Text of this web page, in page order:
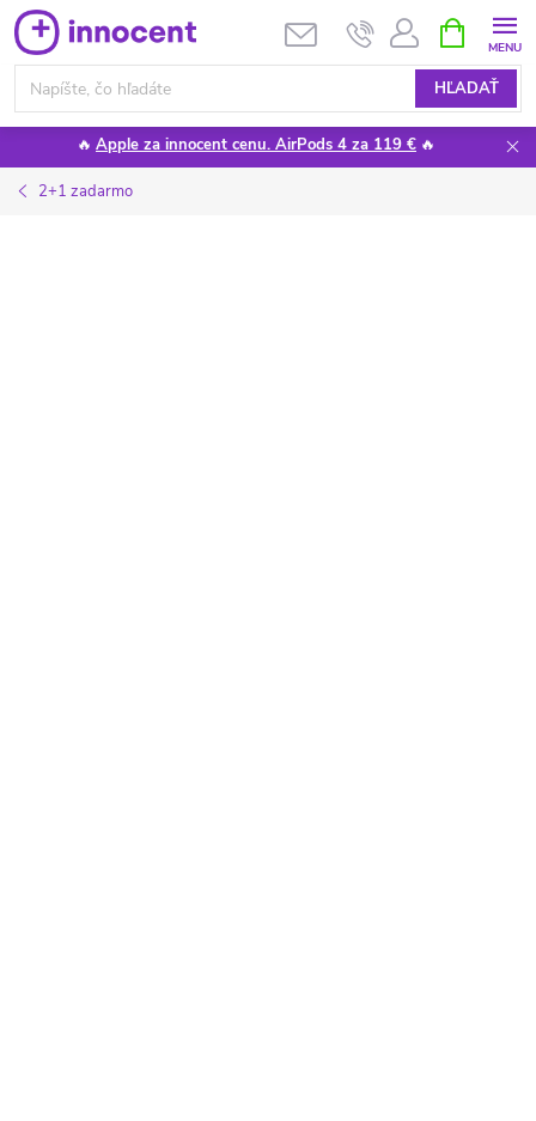
Prejsť
na
obsah
HĽADAŤ
KOŠÍK
🔥 Apple za innocent cenu. AirPods 4 za 119 € 🔥
2+1 zadarmo